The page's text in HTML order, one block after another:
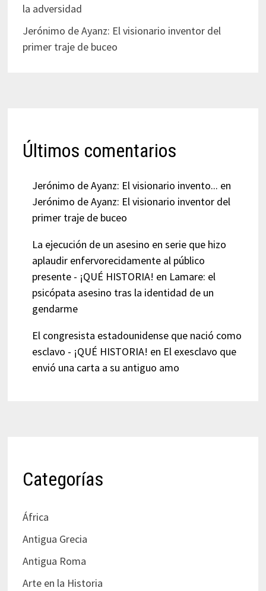
la adversidad
Jerónimo de Ayanz: El visionario inventor del
primer traje de buceo
Últimos comentarios
Jerónimo de Ayanz: El visionario invento... en
Jerónimo de Ayanz: El visionario inventor del
primer traje de buceo
La ejecución de un asesino en serie que hizo
aplaudir enfervorecidamente al público
presente - ¡QUÉ HISTORIA! en Lamare: el
psicópata asesino tras la identidad de un
gendarme
El congresista estadounidense que nació como
esclavo - ¡QUÉ HISTORIA! en El exesclavo que
envió una carta a su antiguo amo
Categorías
África
Antigua Grecia
Antigua Roma
Arte en la Historia